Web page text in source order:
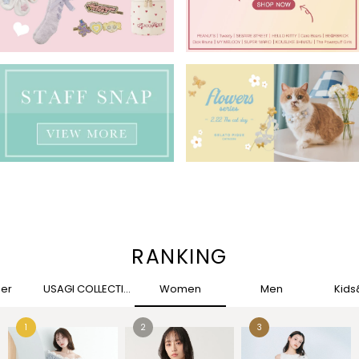
RANKING
USAGI COLLECTION Women Men